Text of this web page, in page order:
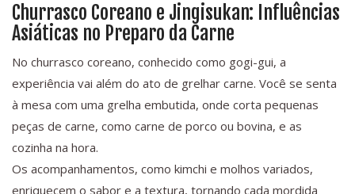
Churrasco Coreano e Jingisukan: Influências
Asiáticas no Preparo da Carne
No churrasco coreano, conhecido como gogi-gui, a
experiência vai além do ato de grelhar carne. Você se senta
à mesa com uma grelha embutida, onde corta pequenas
peças de carne, como carne de porco ou bovina, e as
cozinha na hora.
Os acompanhamentos, como kimchi e molhos variados,
enriquecem o sabor e a textura, tornando cada mordida